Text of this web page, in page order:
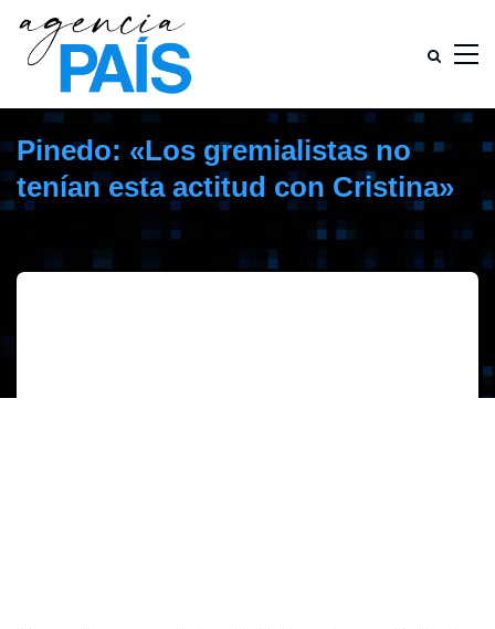
Pinedo: «Los gremialistas no
tenían esta actitud con Cristina»